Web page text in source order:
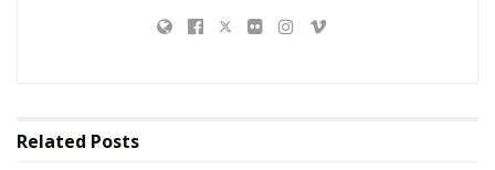
Related Posts